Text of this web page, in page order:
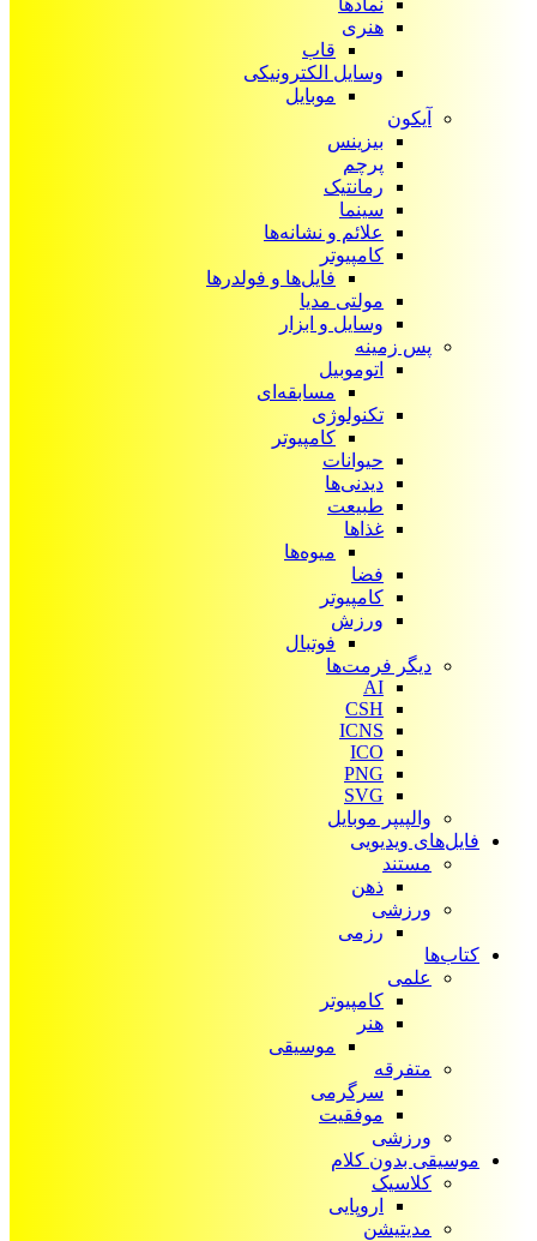
نمادها
هنری
قاب
وسایل الکترونیکی
موبایل
آیکون‌
بیزینس
پرچم
رمانتیک
سینما
علائم و نشانه‌ها
کامپیوتر
فایل‌ها و فولدرها
مولتی مدیا
وسایل و ابزار
پس زمینه
اتوموبیل
مسابقه‌ای
تکنولوژی
کامپیوتر
حیوانات
دیدنی‌ها
طبیعت
غذاها
میوه‌ها
فضا
کامپیوتر
ورزش
فوتبال
دیگر فرمت‌ها
AI
CSH
ICNS
ICO
PNG
SVG
والپیپر موبایل
فایل‌های ویدیویی
مستند
ذهن
ورزشی
رزمی
کتاب‌ها
علمی
کامپیوتر
هنر
موسیقی
متفرقه
سرگرمی
موفقیت
ورزشی
موسیقی بدون کلام
کلاسیک
اروپایی
مدیتیشن